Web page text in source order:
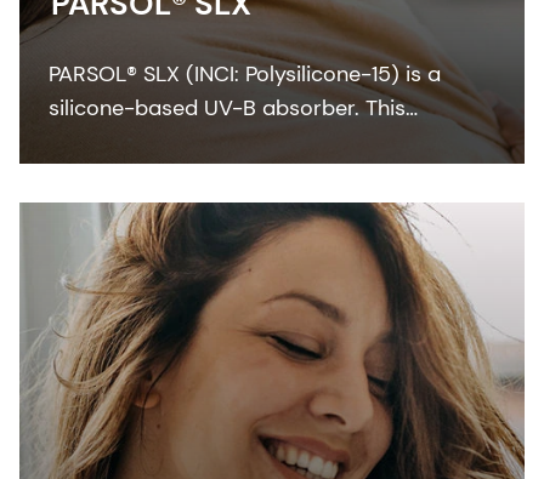
PARSOL® SLX (INCI: Polysilicone-15) is a
silicone-based UV-B absorber. This
sunscreen formulation.